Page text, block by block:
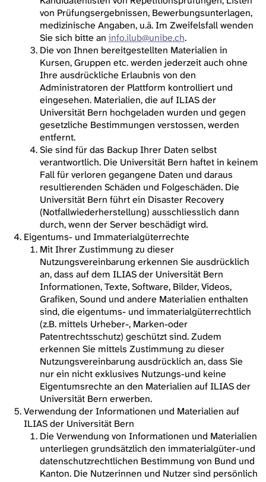
von Prüfungsergebnissen, Bewerbungsunterlagen,
medizinische Angaben, u.ä. Im Zweifelsfall wenden
Sie sich bitte an info.ilub@unibe.ch.
Die von Ihnen bereitgestellten Materialien in
Kursen, Gruppen etc. werden jederzeit auch ohne
Ihre ausdrückliche Erlaubnis von den
Administratoren der Plattform kontrolliert und
eingesehen. Materialien, die auf ILIAS der
Universität Bern hochgeladen wurden und gegen
gesetzliche Bestimmungen verstossen, werden
entfernt.
Sie sind für das Backup Ihrer Daten selbst
verantwortlich. Die Universität Bern haftet in keinem
Fall für verloren gegangene Daten und daraus
resultierenden Schäden und Folgeschäden. Die
Universität Bern führt ein Disaster Recovery
(Notfallwiederherstellung) ausschliesslich dann
durch, wenn der Server beschädigt wird.
Eigentums- und Immaterialgüterrechte
Mit Ihrer Zustimmung zu dieser
Nutzungsvereinbarung erkennen Sie ausdrücklich
an, dass auf dem ILIAS der Universität Bern
Informationen, Texte, Software, Bilder, Videos,
Grafiken, Sound und andere Materialien enthalten
sind, die eigentums- und immaterialgüterrechtlich
(z.B. mittels Urheber-, Marken-oder
Patentrechtsschutz) geschützt sind. Zudem
erkennen Sie mittels Zustimmung zu dieser
Nutzungsvereinbarung ausdrücklich an, dass Sie
nur ein nicht exklusives Nutzungs-und keine
Eigentumsrechte an den Materialien auf ILIAS der
Universität Bern erwerben.
Verwendung der Informationen und Materialien auf
ILIAS der Universität Bern
Die Verwendung von Informationen und Materialien
unterliegen grundsätzlich den immaterialgüter-und
datenschutzrechtlichen Bestimmung von Bund und
Kanton. Die Nutzerinnen und Nutzer sind persönlich